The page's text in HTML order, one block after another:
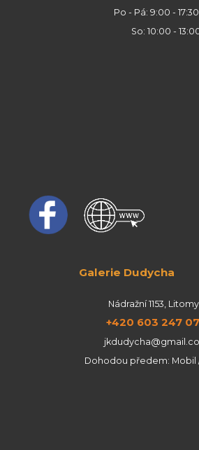
Po - Pá: 9:00 - 17:30
So: 10:00 -
Galerie Dudycha
Nádražní 1153,
+420 603 247
Dohodou předem: Mobil